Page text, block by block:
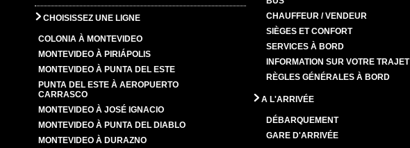
CHOISISSEZ UNE LIGNE
COLONIA À MONTEVIDEO
MONTEVIDEO À PIRIÁPOLIS
MONTEVIDEO À PUNTA DEL ESTE
PUNTA DEL ESTE À AEROPUERTO
CARRASCO
MONTEVIDEO À JOSÉ IGNACIO
MONTEVIDEO À PUNTA DEL DIABLO
MONTEVIDEO À DURAZNO
CHAUFFEUR / VENDEUR
SIÈGES ET CONFORT
SERVICES À BORD
INFORMATION SUR VOTRE TRAJET
RÈGLES GÉNÉRALES À BORD
A L'ARRIVÉE
DÉBARQUEMENT
GARE D'ARRIVÉE